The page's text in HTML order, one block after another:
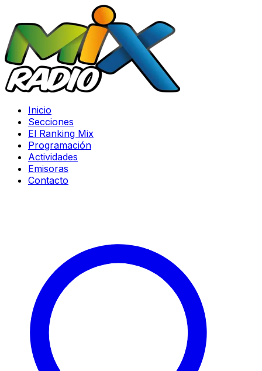
Inicio
Secciones
El Ranking Mix
Programación
Actividades
Emisoras
Contacto